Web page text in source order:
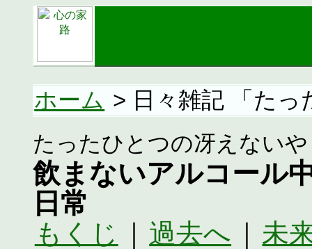
ホーム > 日々雑記 「た
たったひとつの冴えない
飲まないアルコール
日常
もくじ 過去へ 未